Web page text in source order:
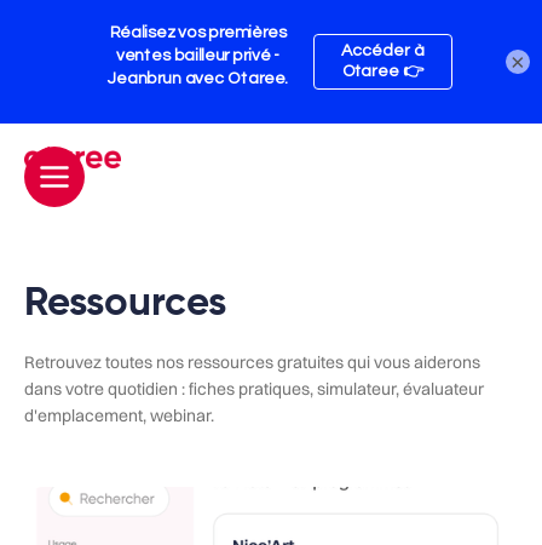
Ressources
Retrouvez toutes nos ressources gratuites qui vous aiderons
dans votre quotidien : fiches pratiques, simulateur, évaluateur
d'emplacement, webinar.
×